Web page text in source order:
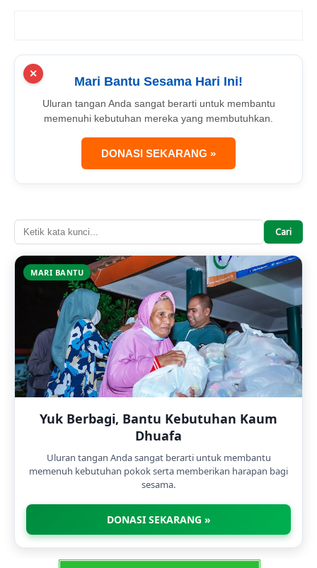
✕
Mari Bantu Sesama Hari Ini!
Uluran tangan Anda sangat berarti untuk membantu
memenuhi kebutuhan mereka yang membutuhkan.
DONASI SEKARANG »
Cari
MARI BANTU
Yuk Berbagi, Bantu Kebutuhan Kaum
Dhuafa
Uluran tangan Anda sangat berarti untuk membantu
memenuh kebutuhan pokok serta memberikan harapan bagi
sesama.
DONASI SEKARANG »